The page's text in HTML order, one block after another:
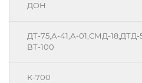
ДОН
ДТ-75,А-41,А-01,СМД-18,ДТД-
ВТ-100
К-700